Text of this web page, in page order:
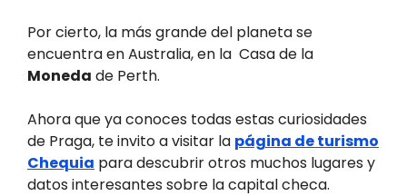
Por cierto, la más grande del planeta se
encuentra en Australia, en la Casa de la
Moneda de Perth.
Ahora que ya conoces todas estas curiosidades
de Praga, te invito a visitar la página de turismo
Chequia para descubrir otros muchos lugares y
datos interesantes sobre la capital checa.